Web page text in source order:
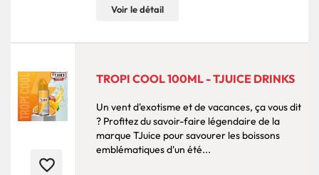
Voir le détail
favorite_border
TROPI COOL 100ML - TJUICE DRINKS
Un vent d'exotisme et de vacances, ça vous dit
? Profitez du savoir-faire légendaire de la
marque TJuice pour savourer les boissons
emblématiques d'un été...